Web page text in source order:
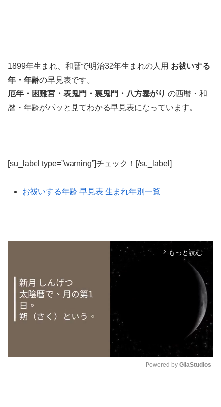
1899年生まれ、和暦で明治32年生まれの人用 お祓いする
年・年齢の早見表です。
厄年・困難宮・表鬼門・裏鬼門・八方塞がり の西暦・和
暦・年齢がパッと見てわかる早見表になっています。
[su_label type=”warning”]チェック！[/su_label]
お祓いする年齢 早見表 生まれ年別一覧
arrow_forward_ios もっと読む
Powered by GliaStudios